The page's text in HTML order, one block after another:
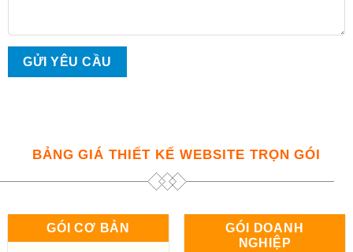
BẢNG GIÁ THIẾT KẾ WEBSITE TRỌN GÓI
GÓI CƠ BẢN
GÓI DOANH
NGHIỆP